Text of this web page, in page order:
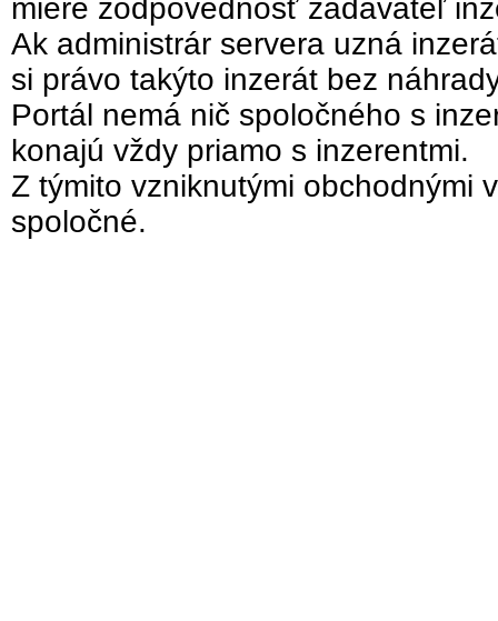
miere zodpovednosť zadávateľ
Ak administrár servera uzná
si právo takýto inzerát bez
Portál nemá nič spoločného s
konajú vždy priamo s inzerentmi.
Z týmito vzniknutými obchodnými
spoločné.